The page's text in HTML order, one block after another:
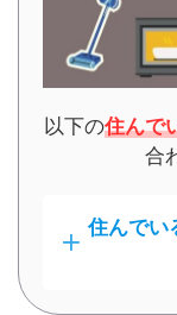
以下の住んで
合
住んでい